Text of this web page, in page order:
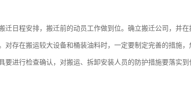
迁日程安排，搬迁前的动员工作做到位。确立搬迁公司，并
对存在搬运较大设备和桶装油料时，一定要制定完善的措施
要进行检查确认，对搬运、拆卸安装人员的防护措施要落实到